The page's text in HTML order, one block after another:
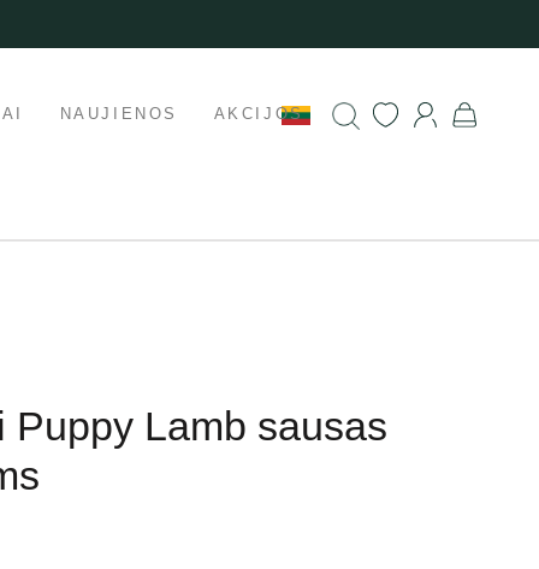
NAUJIENOS AKCIJOS
Puppy Lamb sausas